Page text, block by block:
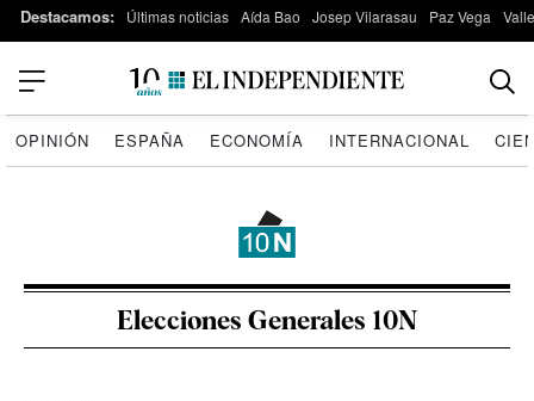
Destacamos: Últimas noticias Aída Bao Josep Vilarasau Paz Vega
OPINIÓN ESPAÑA ECONOMÍA INTERNACIONAL
Elecciones Generales 10N